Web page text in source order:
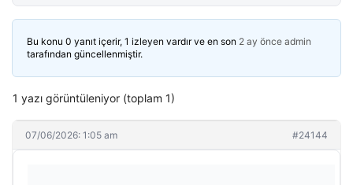
Bu konu 0 yanıt içerir, 1 izleyen vardır ve en son 2 ay önce admin
tarafından güncellenmiştir.
1 yazı görüntüleniyor (toplam 1)
07/06/2026: 1:05 am #24144